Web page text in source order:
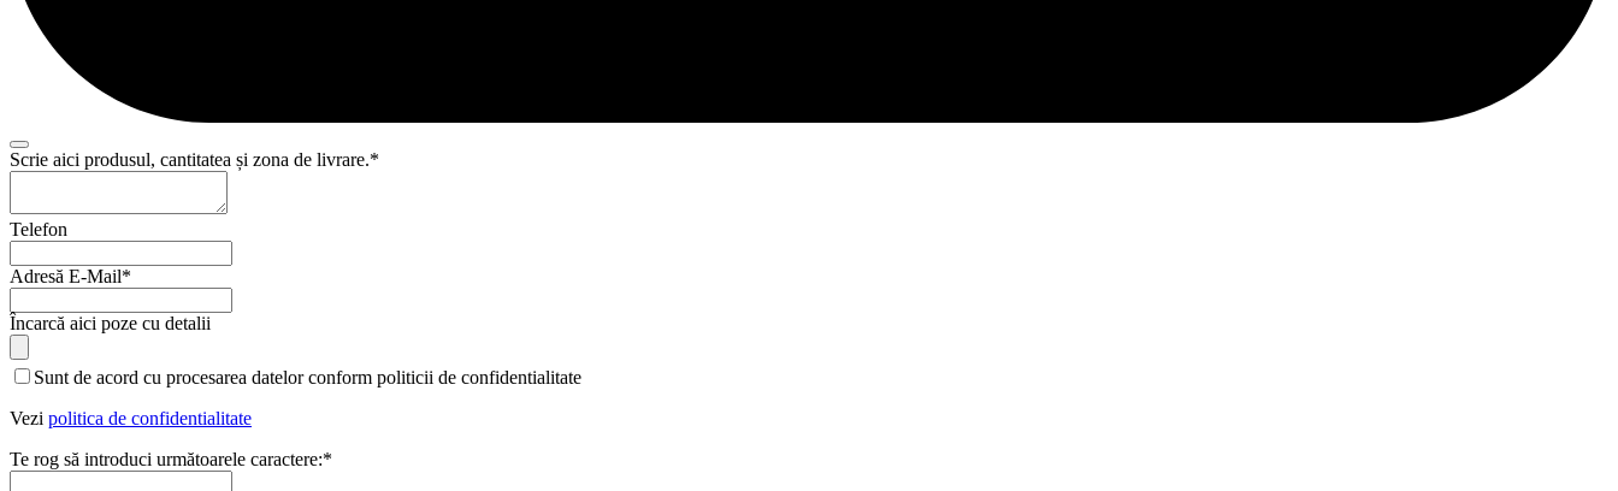
Scrie aici produsul, cantitatea și zona de livrare.*
Telefon
Adresă E-Mail*
Your
Website
Încarcă aici poze cu detalii
Sunt de acord cu procesarea datelor conform politicii de confidentialitate
Vezi politica de confidentialitate
Te rog să introduci următoarele caractere:*